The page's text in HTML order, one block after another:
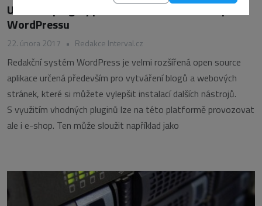
Užitečné pluginy pro WooCommerce e-shop na
WordPressu
22. února 2017 • Redakce Interval.cz
Redakční systém WordPress je velmi rozšířená open source
aplikace určená především pro vytváření blogů a webových
stránek, které si můžete vylepšit instalací dalších nástrojů.
S využitím vhodných pluginů lze na této platformě provozovat
ale i e-shop. Ten může sloužit například jako